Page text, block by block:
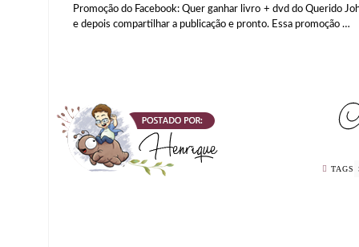
Promoção do Facebook: Quer ganhar livro + dvd do Querido
e depois compartilhar a publicação e pronto. Essa promoção …
TAGS